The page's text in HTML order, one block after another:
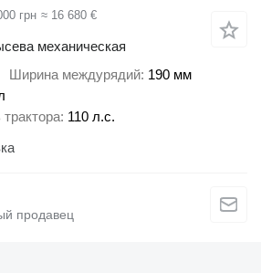
грн ≈ 16 680 €
механическая
Ширина междурядий 190 мм
110 л.с.